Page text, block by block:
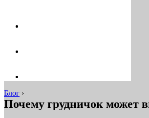
Блог ›
Почему грудничок может